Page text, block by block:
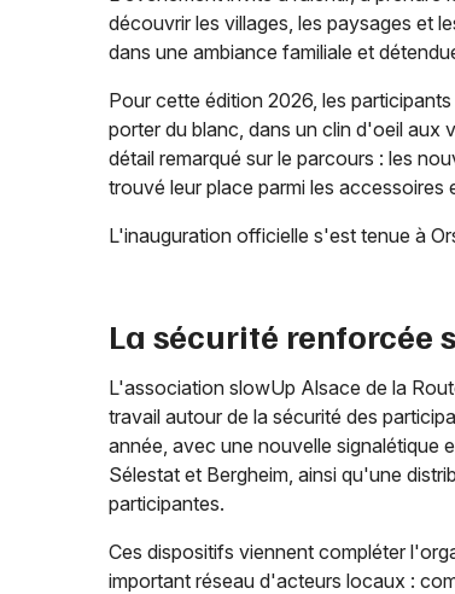
découvrir les villages, les paysages et
dans une ambiance familiale et
Pour cette édition 2026, les
porter du blanc, dans un clin d'oeil aux
détail remarqué sur le parcours : les
trouvé leur place parmi les accessoires
L'inauguration officielle s'est tenue à
La sécurité renforcée
L'association slowUp Alsace de la
travail autour de la sécurité des
année, avec une nouvelle signalétique
Sélestat et Bergheim, ainsi qu'une
participantes.
Ces dispositifs viennent compléter
important réseau d'acteurs locaux :